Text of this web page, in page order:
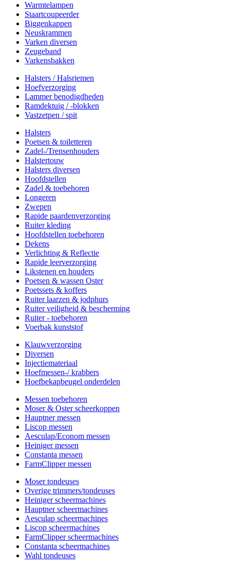
Warmtelampen
Staartcoupeerder
Biggenkappen
Neuskrammen
Varken diversen
Zeugeband
Varkensbakken
Halsters / Halsriemen
Hoefverzorging
Lammer benodigdheden
Ramdektuig / -blokken
Vastzetpen / spit
Halsters
Poetsen & toiletteren
Zadel-/Trensenhouders
Halstertouw
Halsters diversen
Hoofdstellen
Zadel & toebehoren
Longeren
Zwepen
Rapide paardenverzorging
Ruiter kleding
Hoofdstellen toebehoren
Dekens
Verlichting & Reflectie
Rapide leerverzorging
Likstenen en houders
Poetsen & wassen Oster
Poetssets & koffers
Ruiter laarzen & jodphurs
Ruiter veiligheid & bescherming
Ruiter - toebehoren
Voerbak kunststof
Klauwverzorging
Diversen
Injectiemateriaal
Hoefmessen-/ krabbers
Hoefbekapbeugel onderdelen
Messen toebehoren
Moser & Oster scheerkoppen
Hauptner messen
Liscop messen
Aesculap/Econom messen
Heiniger messen
Constanta messen
FarmClipper messen
Moser tondeuses
Overige trimmers/tondeuses
Heiniger scheermachines
Hauptner scheermachines
Aesculap scheermachines
Liscop scheermachines
FarmClipper scheermachines
Constanta scheermachines
Wahl tondeuses